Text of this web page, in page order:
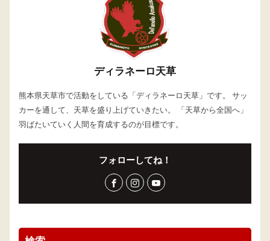
ディラネーロ天草
熊本県天草市で活動をしている「ディラネーロ天草」です。 サッ
カーを通して、天草を盛り上げていきたい。 「天草から全国へ」
羽ばたいていく人間を育成するのが目標です。
フォローしてね！